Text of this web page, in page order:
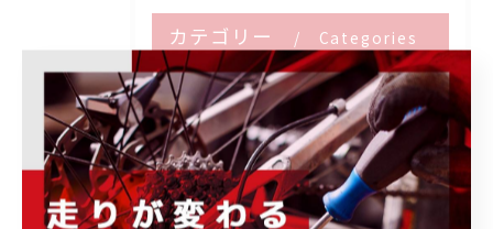
カテゴリー Categories
全てのカテゴリー
ロードバイク
メンテナンス
フィッティング